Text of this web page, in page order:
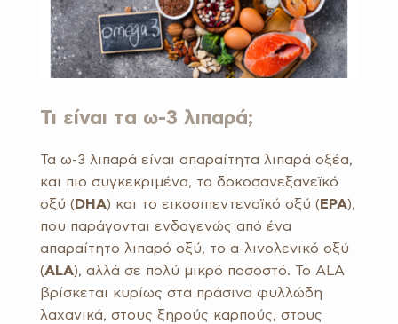
Τι είναι τα ω-3 λιπαρά;
Τα ω-3 λιπαρά είναι απαραίτητα λιπαρά οξέα,
και πιο συγκεκριμένα, το δοκοσανεξανεϊκό
οξύ ( DHA) και το εικοσιπεντενοϊκό οξύ ( ΕΡΑ),
που παράγονται ενδογενώς από ένα
απαραίτητο λιπαρό οξύ, το α-λινολενικό οξύ
(ALA), αλλά σε πολύ μικρό ποσοστό. Το ALA
βρίσκεται κυρίως στα πράσινα φυλλώδη
λαχανικά, στους ξηρούς καρπούς, στους